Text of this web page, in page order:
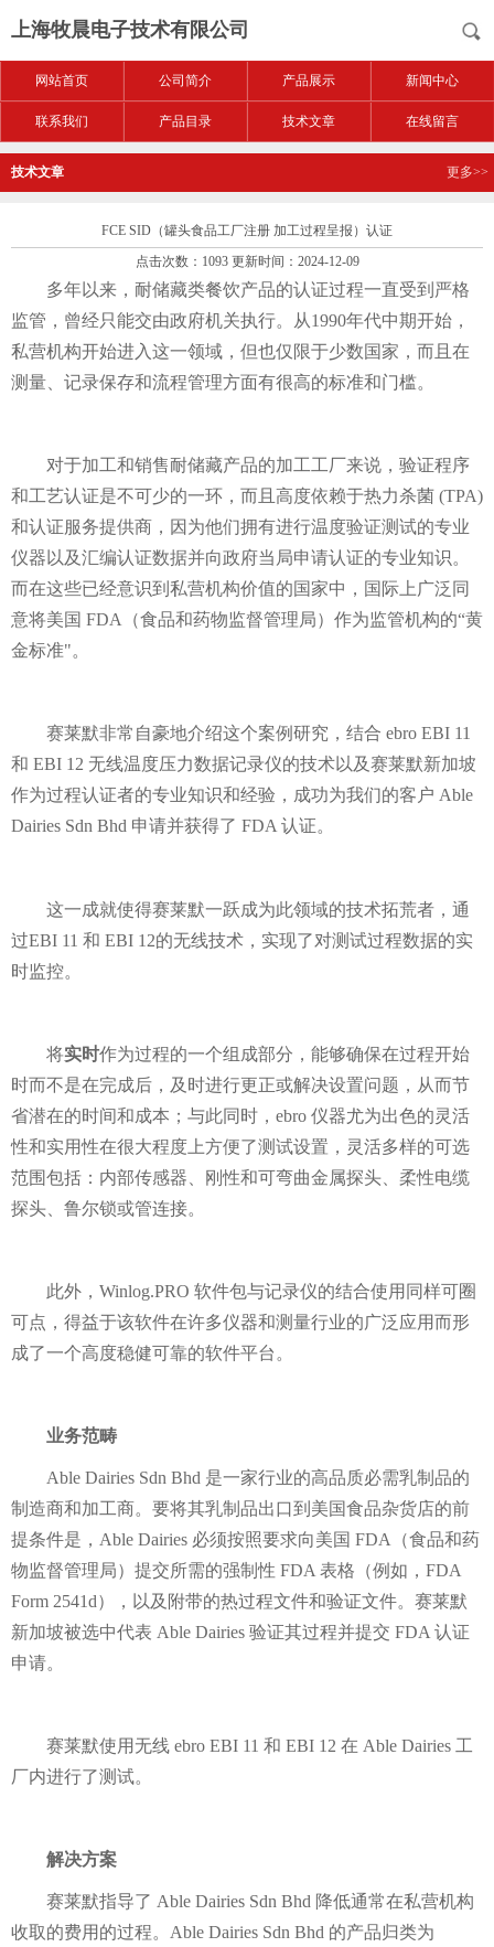
上海牧晨电子技术有限公司
网站首页 公司简介 产品展示 新闻中心
联系我们 产品目录 技术文章 在线留言
技术文章 更多>>
FCE SID（罐头食品工厂注册 加工过程呈报）认证
点击次数：1093 更新时间：2024-12-09
多年以来，耐储藏类餐饮产品的认证过程一直受到严格
监管，曾经只能交由政府机关执行。从1990年代中期开始，
私营机构开始进入这一领域，但也仅限于少数国家，而且在
测量、记录保存和流程管理方面有很高的标准和门槛。
对于加工和销售耐储藏产品的加工工厂来说，验证程序
和工艺认证是不可少的一环，而且高度依赖于热力杀菌 (TPA)
和认证服务提供商，因为他们拥有进行温度验证测试的专业
仪器以及汇编认证数据并向政府当局申请认证的专业知识。
而在这些已经意识到私营机构价值的国家中，国际上广泛同
意将美国 FDA（食品和药物监督管理局）作为监管机构的“黄
金标准"。
赛莱默非常自豪地介绍这个案例研究，结合 ebro EBI 11
和 EBI 12 无线温度压力数据记录仪的技术以及赛莱默新加坡
作为过程认证者的专业知识和经验，成功为我们的客户 Able
Dairies Sdn Bhd 申请并获得了 FDA 认证。
这一成就使得赛莱默一跃成为此领域的技术拓荒者，通
过EBI 11 和 EBI 12的无线技术，实现了对测试过程数据的实
时监控。
将实时作为过程的一个组成部分，能够确保在过程开始
时而不是在完成后，及时进行更正或解决设置问题，从而节
省潜在的时间和成本；与此同时，ebro 仪器尤为出色的灵活
性和实用性在很大程度上方便了测试设置，灵活多样的可选
范围包括：内部传感器、刚性和可弯曲金属探头、柔性电缆
探头、鲁尔锁或管连接。
此外，Winlog.PRO 软件包与记录仪的结合使用同样可圈
可点，得益于该软件在许多仪器和测量行业的广泛应用而形
成了一个高度稳健可靠的软件平台。
业务范畴
Able Dairies Sdn Bhd 是一家行业的高品质必需乳制品的
制造商和加工商。要将其乳制品出口到美国食品杂货店的前
提条件是，Able Dairies 必须按照要求向美国 FDA（食品和药
物监督管理局）提交所需的强制性 FDA 表格（例如，FDA
Form 2541d），以及附带的热过程文件和验证文件。赛莱默
新加坡被选中代表 Able Dairies 验证其过程并提交 FDA 认证
申请。
赛莱默使用无线 ebro EBI 11 和 EBI 12 在 Able Dairies 工
厂内进行了测试。
解决方案
赛莱默指导了 Able Dairies Sdn Bhd 降低通常在私营机构
收取的费用的过程。Able Dairies Sdn Bhd 的产品归类为